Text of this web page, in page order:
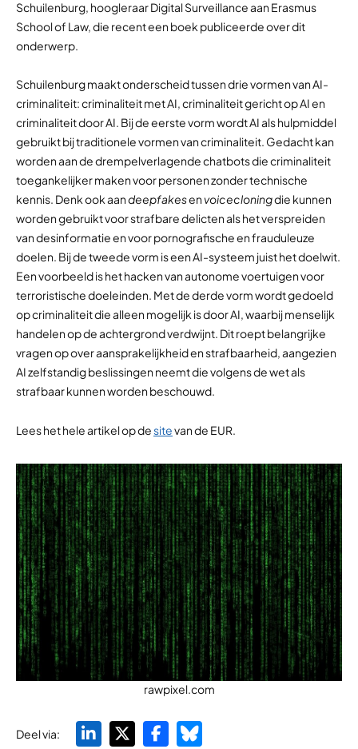
Schuilenburg, hoogleraar Digital Surveillance aan Erasmus
School of Law, die recent een boek publiceerde over dit
onderwerp.
Schuilenburg maakt onderscheid tussen drie vormen van AI-
criminaliteit: criminaliteit met AI, criminaliteit gericht op AI en
criminaliteit door AI. Bij de eerste vorm wordt AI als hulpmiddel
gebruikt bij traditionele vormen van criminaliteit. Gedacht kan
worden aan de drempelverlagende chatbots die criminaliteit
toegankelijker maken voor personen zonder technische
kennis. Denk ook aandeepfakesenvoicecloningdie kunnen
worden gebruikt voor strafbare delicten als het verspreiden
van desinformatie en voor pornografische en frauduleuze
doelen. Bij de tweede vorm is een AI-systeem juist het doelwit.
Een voorbeeld is het hacken van autonome voertuigen voor
terroristische doeleinden. Met de derde vorm wordt gedoeld
op criminaliteit die alleen mogelijk is door AI, waarbij menselijk
handelen op de achtergrond verdwijnt. Dit roept belangrijke
vragen op over aansprakelijkheid en strafbaarheid, aangezien
AI zelfstandig beslissingen neemt die volgens de wet als
strafbaar kunnen worden beschouwd.
Lees het hele artikel op de sitevan de EUR.
rawpixel.com
Deel via: